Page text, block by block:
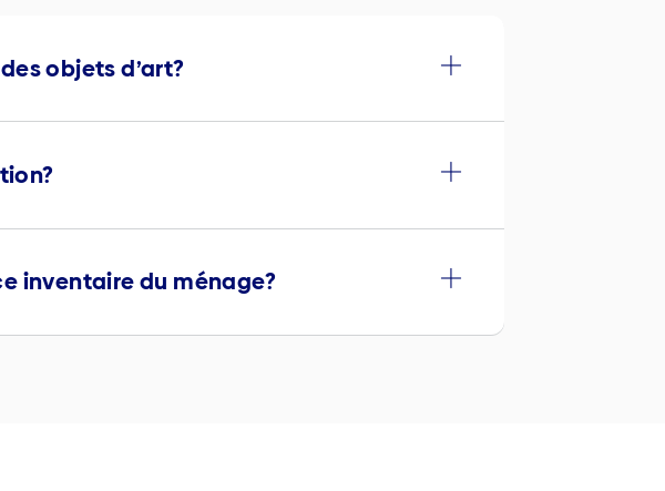
objets d’art?
inventaire du ménage?